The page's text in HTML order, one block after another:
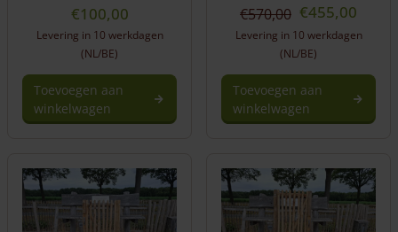
€100,00
Levering in 10 werkdagen
(NL/BE)
Toevoegen aan
winkelwagen
€570,00
prijs
was:
€570,00.
€455,00
prijs
Levering in 10 werkdagen
(NL/BE)
Toevoegen aan
winkelwagen